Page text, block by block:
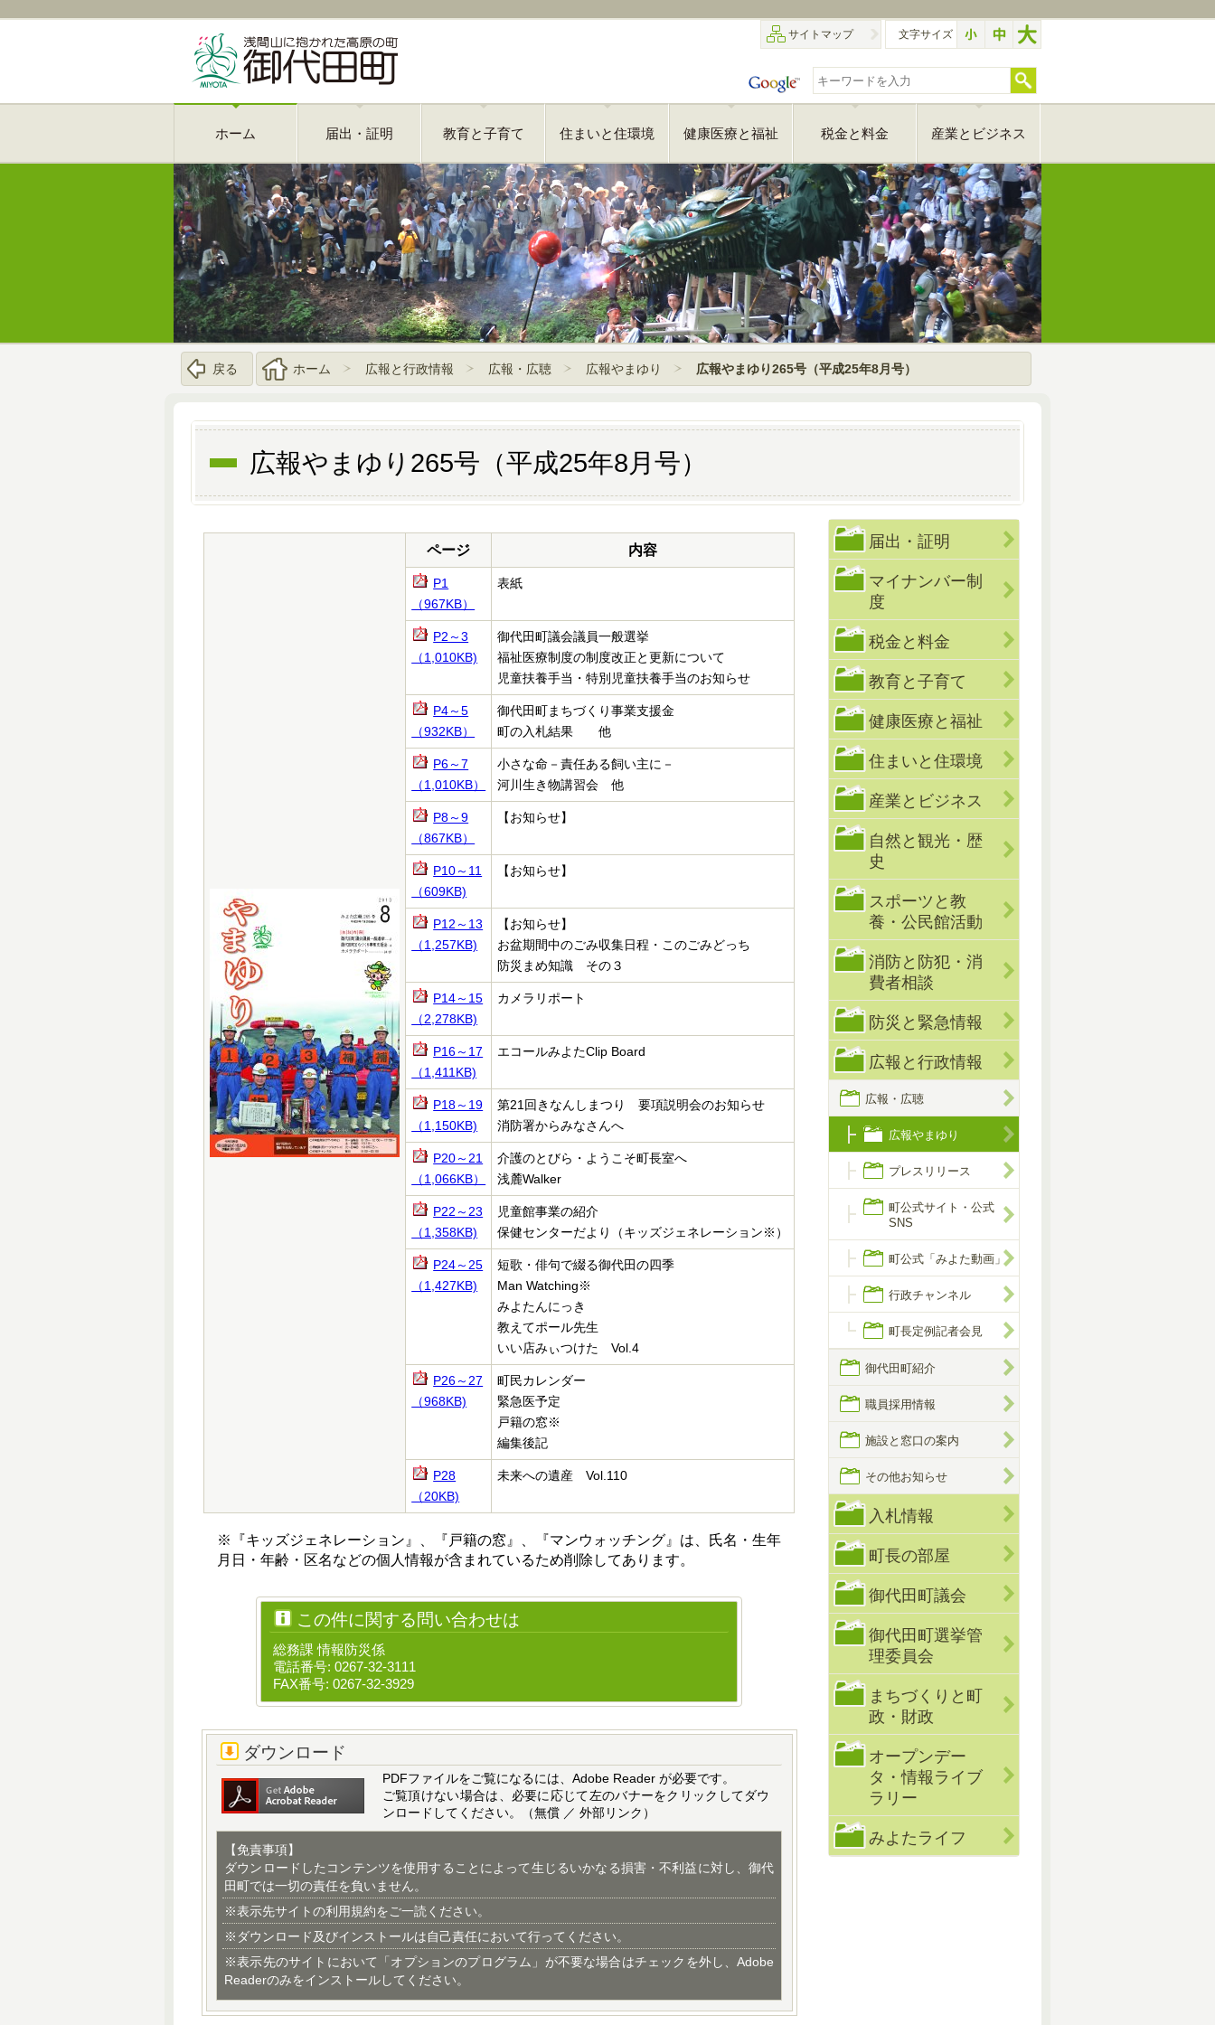
サイトマップ 文字サイズ
ホーム 届出・証明 教育と子育て 住まいと住環境 健康医療と福祉 税金と料金 産業とビジネス
戻る ホーム 広報と行政情報 広報・広聴 広報やまゆり 広報やまゆり265号（平成25年8月号）
広報やまゆり265号（平成25年8月号）
ページ 内容
P1
（967KB）
表紙
P2～3
（1,010KB)
御代田町議会議員一般選挙
福祉医療制度の制度改正と更新について
児童扶養手当・特別児童扶養手当のお知らせ
P4～5
（932KB）
御代田町まちづくり事業支援金
町の入札結果 他
P6～7
（1,010KB）
小さな命－責任ある飼い主に－
河川生き物講習会 他
P8～9
（867KB）
【お知らせ】
P10～11
（609KB)
【お知らせ】
P12～13
（1,257KB)
【お知らせ】
お盆期間中のごみ収集日程・このごみどっち
防災まめ知識 その３
P14～15
（2,278KB)
カメラリポート
P16～17
（1,411KB)
エコールみよたClip Board
P18～19
（1,150KB)
第21回きなんしまつり 要項説明会のお知らせ
消防署からみなさんへ
P20～21
（1,066KB）
介護のとびら・ようこそ町長室へ
浅麓Walker
P22～23
（1,358KB)
児童館事業の紹介
保健センターだより（キッズジェネレーション※）
P24～25
（1,427KB)
短歌・俳句で綴る御代田の四季
Man Watching※
みよたんにっき
教えてポール先生
いい店みぃつけた Vol.4
P26～27
（968KB)
町民カレンダー
緊急医予定
戸籍の窓※
編集後記
P28
（20KB)
未来への遺産 Vol.110
※『キッズジェネレーション』、『戸籍の窓』、『マンウォッチング』は、氏名・生年
月日・年齢・区名などの個人情報が含まれているため削除してあります。
この件に関する問い合わせは
総務課 情報防災係
電話番号: 0267-32-3111
FAX番号: 0267-32-3929
ダウンロード
PDFファイルをご覧になるには、Adobe Reader が必要です。
ご覧頂けない場合は、必要に応じて左のバナーをクリックしてダウ
ンロードしてください。（無償 ／ 外部リンク）
【免責事項】
ダウンロードしたコンテンツを使用することによって生じるいかなる損害・不利益に対し、御代
田町では一切の責任を負いません。
※表示先サイトの利用規約をご一読ください。
※ダウンロード及びインストールは自己責任において行ってください。
※表示先のサイトにおいて「オプションのプログラム」が不要な場合はチェックを外し、Adobe
Readerのみをインストールしてください。
届出・証明
マイナンバー制
度
税金と料金
教育と子育て
健康医療と福祉
住まいと住環境
産業とビジネス
自然と観光・歴
史
スポーツと教
養・公民館活動
消防と防犯・消
費者相談
防災と緊急情報
広報と行政情報
広報・広聴
広報やまゆり
プレスリリース
町公式サイト・公式
SNS
町公式「みよた動画」
行政チャンネル
町長定例記者会見
御代田町紹介
職員採用情報
施設と窓口の案内
その他お知らせ
入札情報
町長の部屋
御代田町議会
御代田町選挙管
理委員会
まちづくりと町
政・財政
オープンデー
タ・情報ライブ
ラリー
みよたライフ